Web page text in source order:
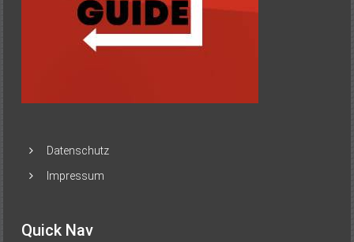
Datenschutz
Impressum
Quick Nav